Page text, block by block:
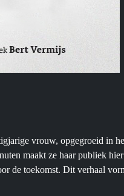
vrouw, opgegroeid in
maakt ze haar publiek
toekomst. Dit verhaal